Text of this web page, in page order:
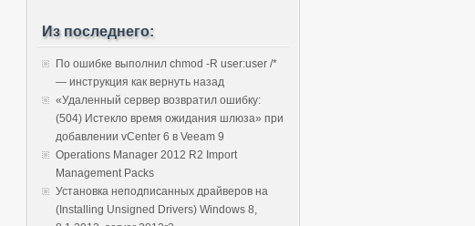
Из последнего:
По ошибке выполнил chmod -R user:user /*
— инструкция как вернуть назад
«Удаленный сервер возвратил ошибку:
(504) Истекло время ожидания шлюза» при
добавлении vCenter 6 в Veeam 9
Operations Manager 2012 R2 Import
Management Packs
Установка неподписанных драйверов на
(Installing Unsigned Drivers) Windows 8,